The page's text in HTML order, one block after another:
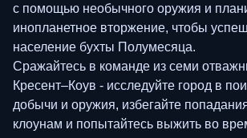
с помощью необычного оружия и
инопланетное вторжение, чтобы
население бухты Полумесяца.
Сражайтесь в команде из семи
Кресент–Коув - исследуйте город в
добычи и оружия, избегайте
клоунам и попытайтесь выжить во